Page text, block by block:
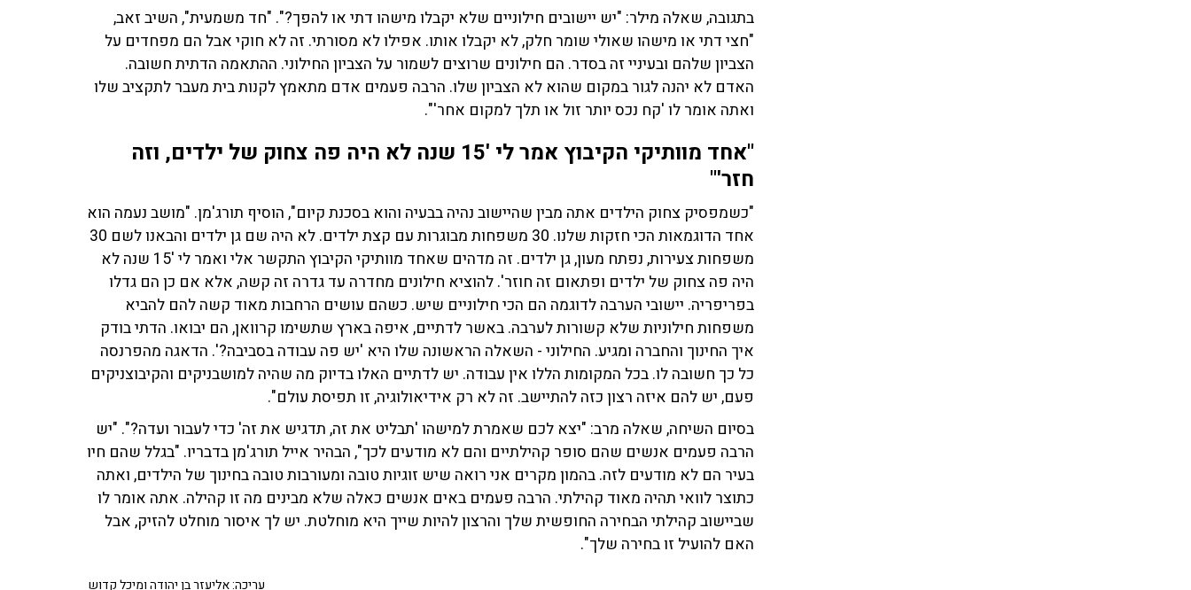
בתגובה, שאלה מילר: "יש יישובים חילוניים שלא יקבלו מישהו דתי או להפך?". "חד משמעית", השיב זאב,
"חצי דתי או מישהו שאולי שומר חלק, לא יקבלו אותו. אפילו לא מסורתי. זה לא חוקי אבל הם מפחדים על
הצביון שלהם ובעיניי זה בסדר. הם חילונים שרוצים לשמור על הצביון החילוני. ההתאמה הדתית חשובה.
האדם לא יהנה לגור במקום שהוא לא הצביון שלו. הרבה פעמים אדם מתאמץ לקנות בית מעבר לתקציב שלו
ואתה אומר לו 'קח נכס יותר זול או תלך למקום אחר'".
"אחד מוותיקי הקיבוץ אמר לי '15 שנה לא היה פה צחוק של ילדים, וזה
חזר'"
"כשמפסיק צחוק הילדים אתה מבין שהיישוב נהיה בבעיה והוא בסכנת קיום", הוסיף תורג'מן. "מושב נעמה הוא
אחד הדוגמאות הכי חזקות שלנו. 30 משפחות מבוגרות עם קצת ילדים. לא היה שם גן ילדים והבאנו לשם 30
משפחות צעירות, נפתח מעון, גן ילדים. זה מדהים שאחד מוותיקי הקיבוץ התקשר אלי ואמר לי '15 שנה לא
היה פה צחוק של ילדים ופתאום זה חוזר'. להוציא חילונים מחדרה עד גדרה זה קשה, אלא אם כן הם גדלו
בפריפריה. יישובי הערבה לדוגמה הם הכי חילוניים שיש. כשהם עושים הרחבות מאוד קשה להם להביא
משפחות חילוניות שלא קשורות לערבה. באשר לדתיים, איפה בארץ שתשימו קרוואן, הם יבואו. הדתי בודק
איך החינוך והחברה ומגיע. החילוני - השאלה הראשונה שלו היא 'יש פה עבודה בסביבה?'. הדאגה מהפרנסה
כל כך חשובה לו. בכל המקומות הללו אין עבודה. יש לדתיים האלו בדיוק מה שהיה למושבניקים והקיבוצניקים
פעם, יש להם איזה רצון כזה להתיישב. זה לא רק אידיאולוגיה, זו תפיסת עולם".
בסיום השיחה, שאלה מרב: "יצא לכם שאמרת למישהו 'תבליט את זה, תדגיש את זה' כדי לעבור ועדה?". "יש
הרבה פעמים אנשים שהם סופר קהילתיים והם לא מודעים לכך", הבהיר אייל תורג'מן בדבריו. "בגלל שהם חיו
בעיר הם לא מודעים לזה. בהמון מקרים אני רואה שיש זוגיות טובה ומעורבות טובה בחינוך של הילדים, ואתה
כתוצר לוואי תהיה מאוד קהילתי. הרבה פעמים באים אנשים כאלה שלא מבינים מה זו קהילה. אתה אומר לו
שביישוב קהילתי הבחירה החופשית שלך והרצון להיות שייך היא מוחלטת. יש לך איסור מוחלט להזיק, אבל
האם להועיל זו בחירה שלך".
עריכה: אליעזר בן יהודה ומיכל קדוש